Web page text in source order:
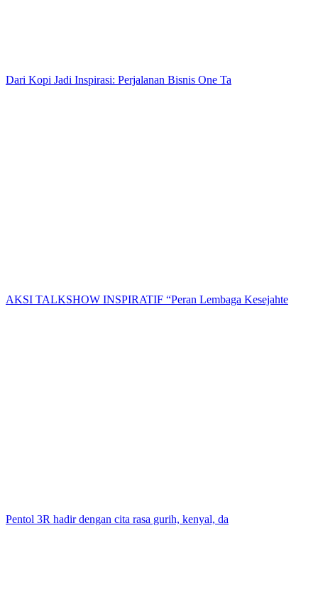
Dari Kopi Jadi Inspirasi: Perjalanan Bisnis One Ta
AKSI TALKSHOW INSPIRATIF “Peran Lembaga Kesejahte
Pentol 3R hadir dengan cita rasa gurih, kenyal, da